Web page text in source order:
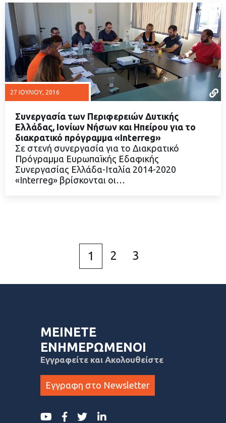
27 ΙΟΥΛΊΟΥ, 2016
ΔΙΑΒΑΣΤΕ ΠΕΡΙΣΣΟΤΕΡΑ
Συνεργασία των Περιφερειών Δυτικής
Ελλάδας, Ιονίων Νήσων και Ηπείρου για το
διακρατικό πρόγραμμα «Interreg»
Σε στενή συνεργασία για το Διακρατικό
Πρόγραμμα Ευρωπαϊκής Εδαφικής
Συνεργασίας Ελλάδα-Ιταλία 2014-2020
«Interreg» βρίσκονται οι…
1 2 3
ΜΕΙΝΕΤΕ
ΕΝΗΜΕΡΩΜΕΝΟΙ
Εγγραφείτε και Ακολουθείστε
Εγγραφη στο Newsletter